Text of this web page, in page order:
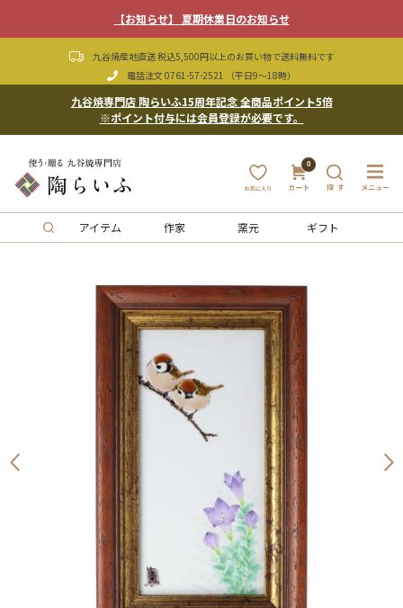
【お知らせ】 夏期休業日のお知らせ
九谷焼産地直送 税込5,500円以上のお買い物で送料無料です
電話注文 0761-57-2521 （平日9〜18時）
九谷焼専門店 陶らいふ15周年記念 全商品ポイント5倍
※ポイント付与には会員登録が必要です。
0
アイテム 作家 窯元 ギフト